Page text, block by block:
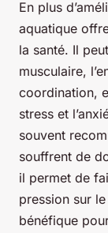
En plus
aquatique
la santé. Il
musculaire,
coordination,
stress et
souvent
souffrent de
il permet de
pression sur
bénéfique